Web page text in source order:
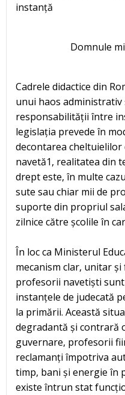
instanță
Domnule
Cadrele didactice din
unui haos administrativ
responsabilității între
legislația prevede în
decontarea
navetă1, realitatea din
drept este, în multe
sute sau chiar mii de
suporte din propriul
zilnice către școlile în
În loc ca Ministerul
mecanism clar, unitar
profesorii navetiști
instanțele de judecată
la primării. Această
degradantă și contrară
guvernare, profesorii
reclamanți împotriva
timp, bani și energie în
existe întrun stat